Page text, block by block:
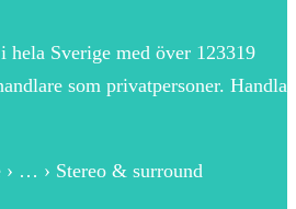
hela Sverige med över 123319
som privatpersoner. Handla
… › Stereo & surround